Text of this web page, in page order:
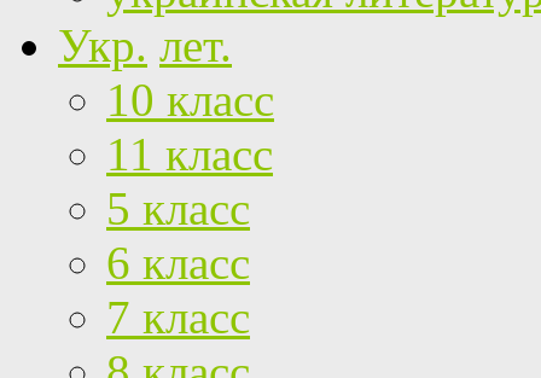
Укр. лет.
10 класс
11 класс
5 класс
6 класс
7 класс